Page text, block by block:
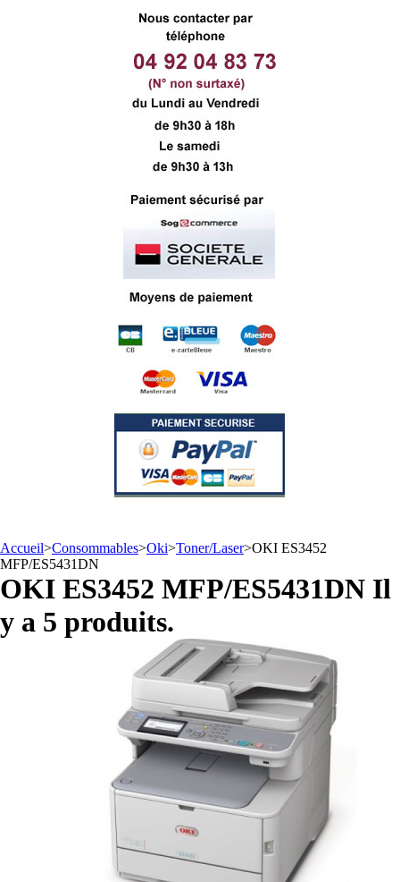
Accueil>Consommables>Oki>Toner/Laser>OKI ES3452
MFP/ES5431DN
OKI ES3452 MFP/ES5431DN Il
y a 5 produits.